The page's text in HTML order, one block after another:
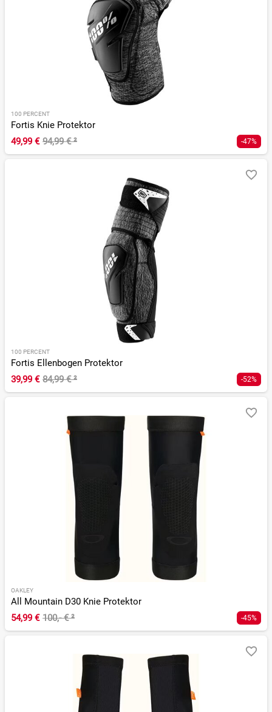
100 PERCENT
Fortis Knie Protektor
49,99 € 94,99 €² -47%
100 PERCENT
Fortis Ellenbogen Protektor
39,99 € 84,99 €² -52%
OAKLEY
All Mountain D30 Knie Protektor
54,99 € 100,- €² -45%